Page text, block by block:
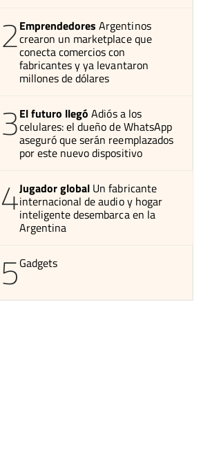
2Emprendedores Argentinos
crearon un marketplace que
conecta comercios con
fabricantes y ya levantaron
millones de dólares
3El futuro llegó Adiós a los
celulares: el dueño de WhatsApp
aseguró que serán reemplazados
por este nuevo dispositivo
4Jugador global Un fabricante
internacional de audio y hogar
inteligente desembarca en la
Argentina
5Gadgets